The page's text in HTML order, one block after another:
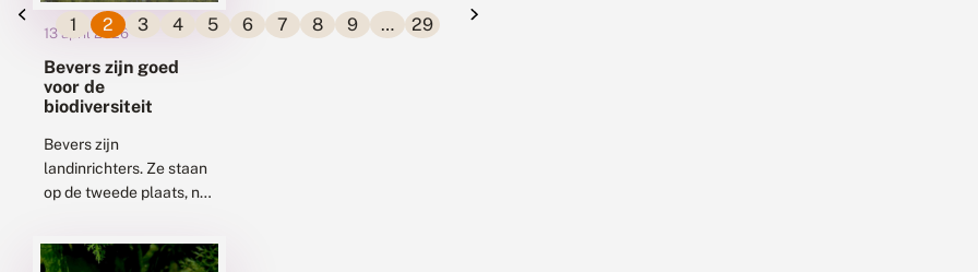
13 april 2026
Bevers zijn goed
voor de
biodiversiteit
Bevers zijn
landinrichters. Ze staan
op de tweede plaats, na
hun vermogen om
landschappen te
1 2 3 4 5 6 7 8 9 … 29